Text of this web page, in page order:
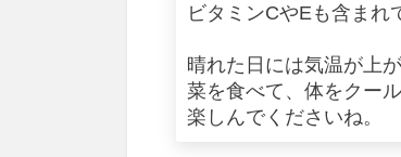
ビタミンCやEも含まれ
晴れた日には気温が上
菜を食べて、体をクー
楽しんでくださいね。